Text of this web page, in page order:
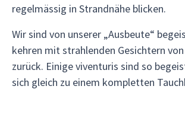
regelmässig in Strandnähe blicken.
Wir sind von unserer „Ausbeute“
kehren mit strahlenden Gesichtern
zurück. Einige viventuris sind so
sich gleich zu einem kompletten